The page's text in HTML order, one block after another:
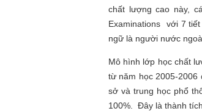
chất lượng cao này,
Examinations với 7
ngữ là người nước
Mô hình lớp học chất
từ năm học 2005-2006
sở và trung học phổ
100%. Đây là thành